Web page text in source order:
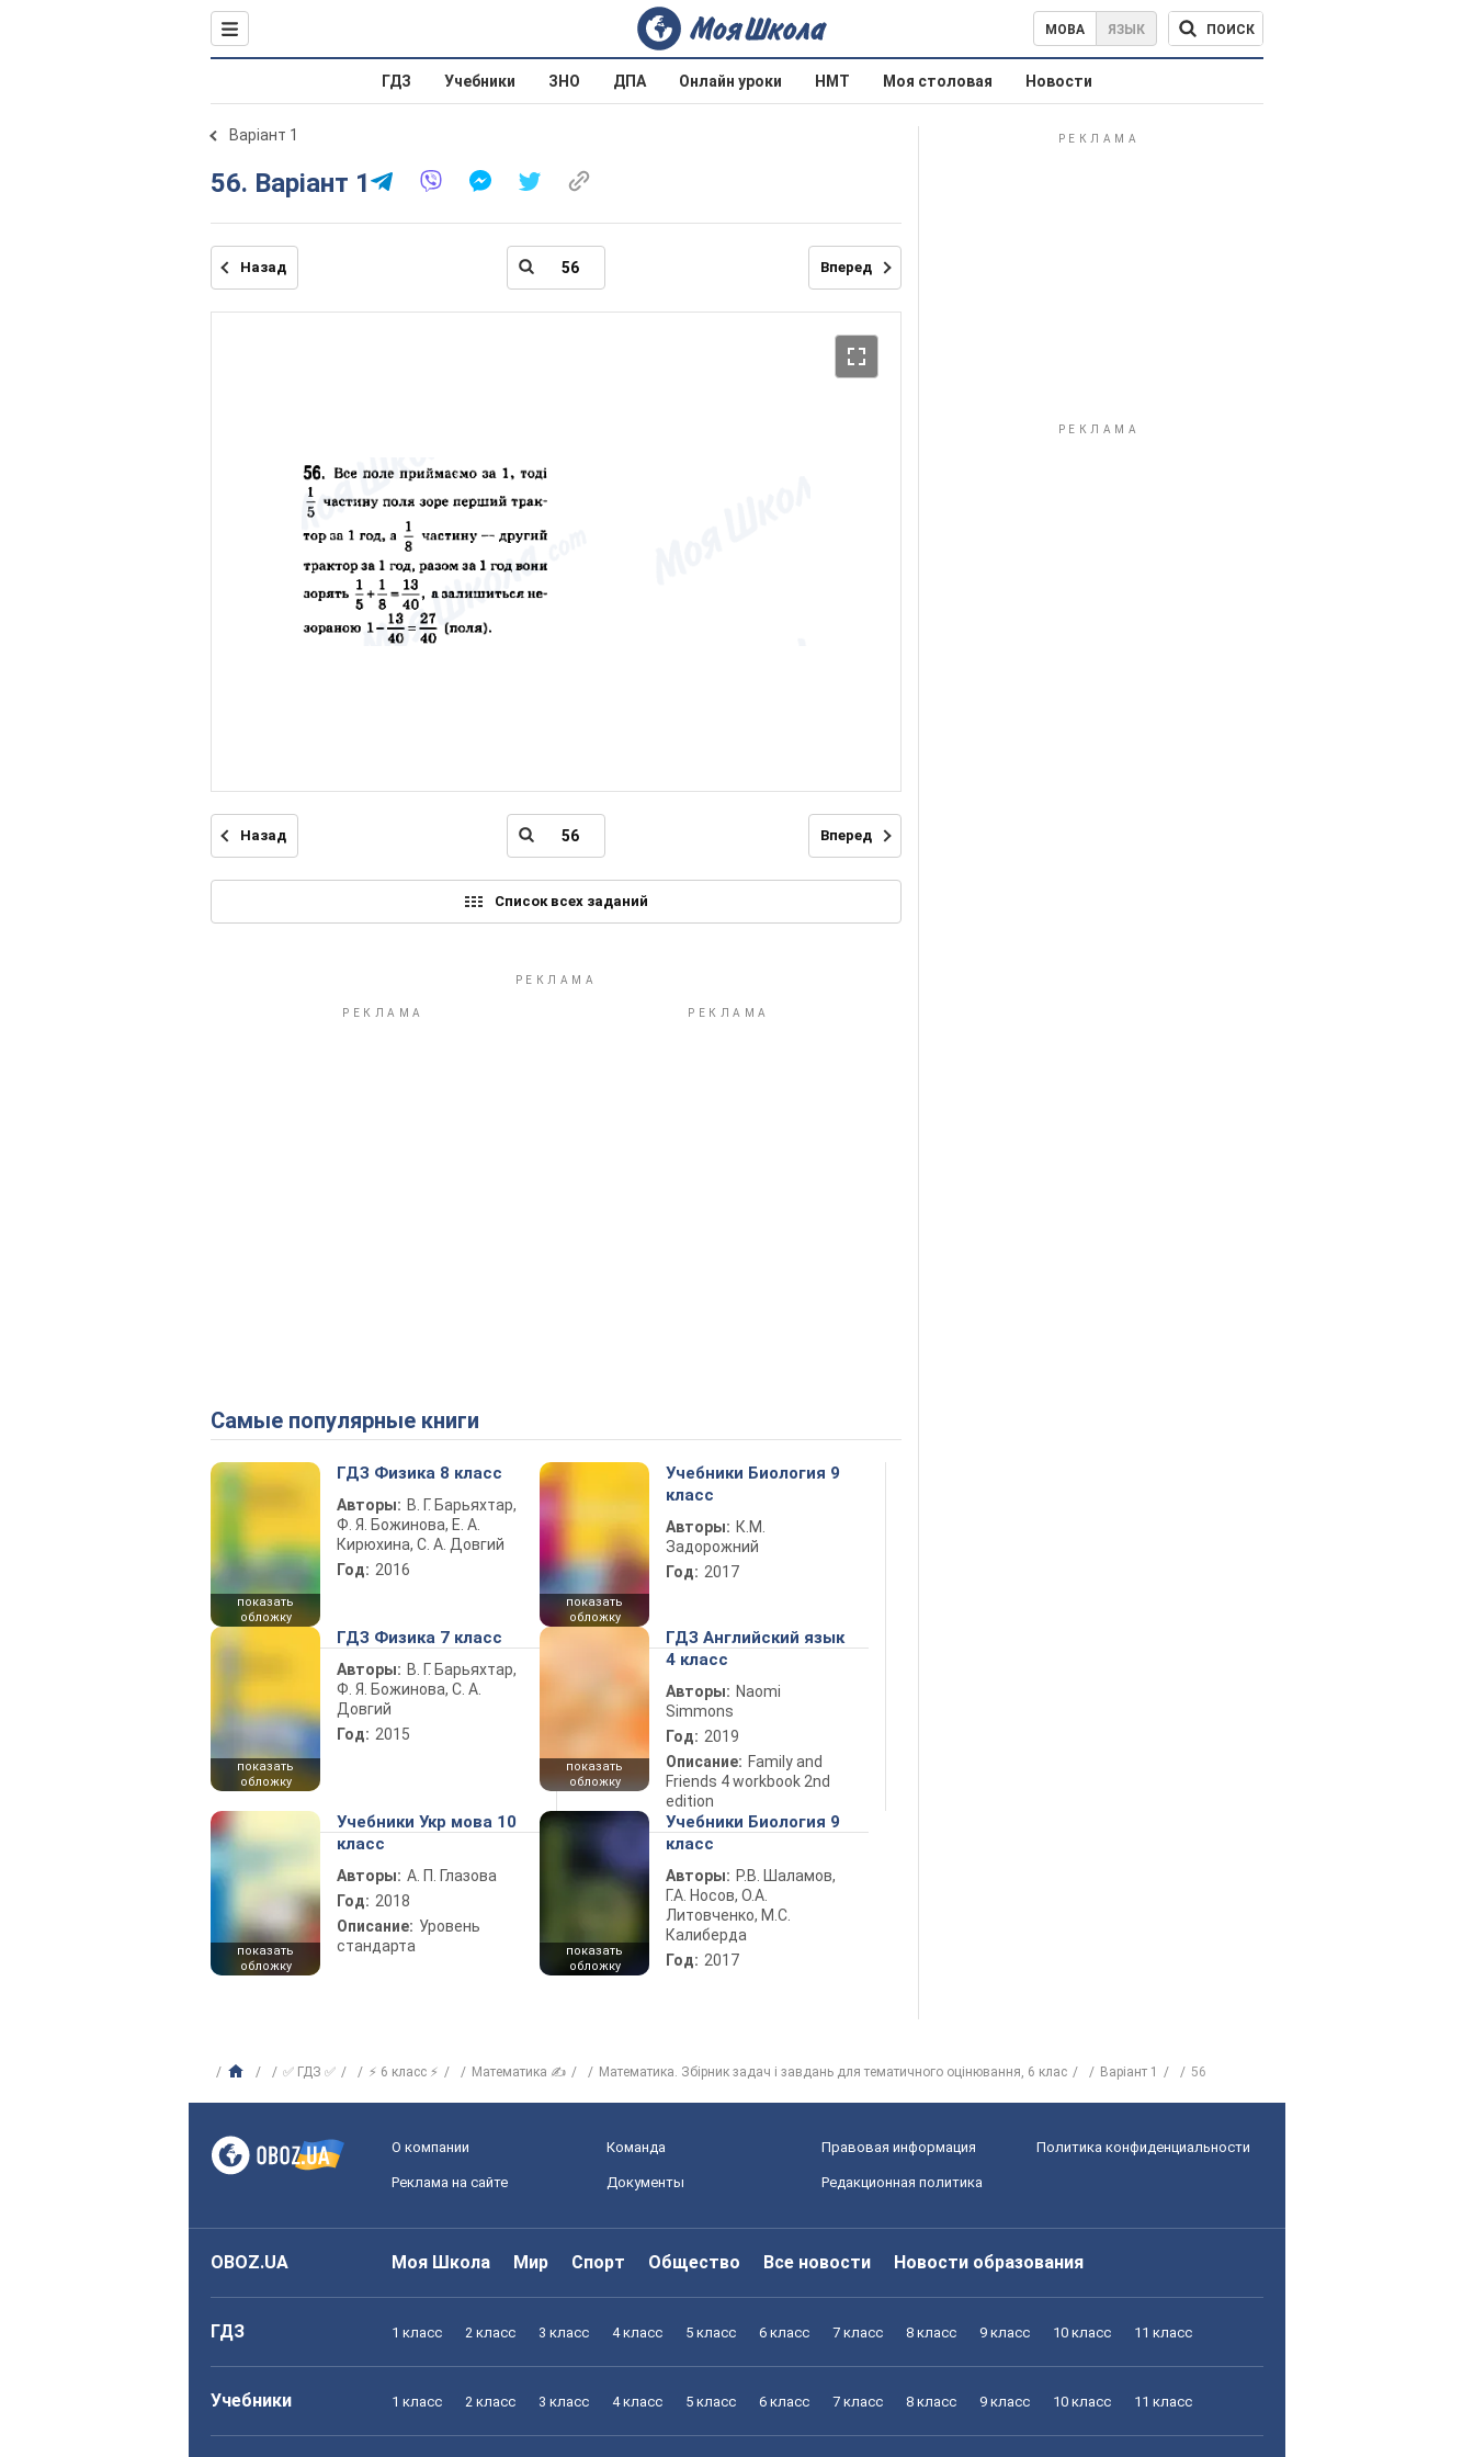
МОВА ЯЗЫК ПОИСК
ГДЗ Учебники ЗНО ДПА Онлайн уроки НМТ Моя столовая Новости
Варіант 1
56. Варіант 1
Назад Вперед
Назад Вперед
Список всех заданий
Самые популярные книги
показать
обложку
ГДЗ Физика 8 класс
Авторы: В. Г. Барьяхтар,
Ф. Я. Божинова, Е. А.
Кирюхина, С. А. Довгий
Год: 2016
показать
обложку
Учебники Биология 9
класс
Авторы: К.М.
Задорожний
Год: 2017
показать
обложку
ГДЗ Физика 7 класс
Авторы: В. Г. Барьяхтар,
Ф. Я. Божинова, С. А.
Довгий
Год: 2015
показать
обложку
ГДЗ Английский язык
4 класс
Авторы: Naomi
Simmons
Год: 2019
Описание: Family and
Friends 4 workbook 2nd
edition
показать
обложку
Учебники Укр мова 10
класс
Авторы: А. П. Глазова
Год: 2018
Описание: Уровень
стандарта
показать
обложку
Учебники Биология 9
класс
Авторы: Р.В. Шаламов,
Г.А. Носов, О.А.
Литовченко, М.С.
Калиберда
Год: 2017
✅ ГДЗ ✅ ⚡ 6 класс ⚡ Математика ✍ Математика. Збірник задач і завдань для тематичного оцінювання, 6 клас Варіант 1 56
О компании Команда Правовая информация Политика конфиденциальности
Реклама на сайте Документы Редакционная политика
OBOZ.UA Моя Школа Мир Спорт Общество Все новости Новости образования
ГДЗ 1 класс 2 класс 3 класс 4 класс 5 класс 6 класс 7 класс 8 класс 9 класс 10 класс 11 класс
Учебники 1 класс 2 класс 3 класс 4 класс 5 класс 6 класс 7 класс 8 класс 9 класс 10 класс 11 класс